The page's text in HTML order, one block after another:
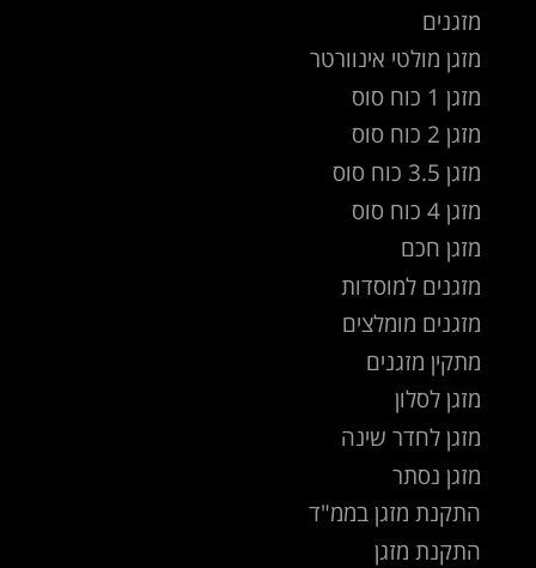
מזגנים
מזגן מולטי אינוורטר
מזגן 1 כוח סוס
מזגן 2 כוח סוס
מזגן 3.5 כוח סוס
מזגן 4 כוח סוס
מזגן חכם
מזגנים למוסדות
מזגנים מומלצים
מתקין מזגנים
מזגן לסלון
מזגן לחדר שינה
מזגן נסתר
התקנת מזגן בממ"ד
התקנת מזגן